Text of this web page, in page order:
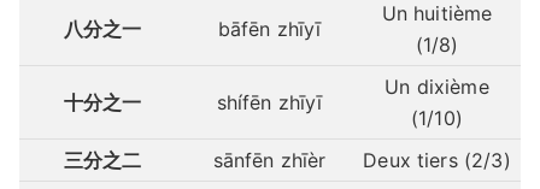
八分之一 bāfēn zhīyī
Un huitième
(1/8)
十分之一 shífēn zhīyī
Un dixième
(1/10)
三分之二
sānfēn zhīèr Deux tiers (2/3)